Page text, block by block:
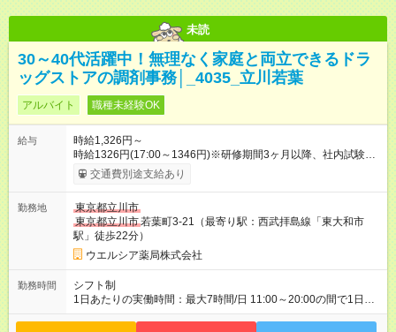
未読
30～40代活躍中！無理なく家庭と両立できるドラ
ッグストアの調剤事務│_4035_立川若葉
アルバイト 職種未経験OK
給与
時給1,326円～
時給1326円(17:00～1346円)※研修期間3ヶ月以降、社内試験に
よる更新判定あり 社内試験合格後、時給＋50～100円の昇給あ
り （大学生は＋20円） 試用期間あり：入社日から3ヶ月間／本
間の長さ：3ヶ月 雇用形態、給与は本採用時と同じです。
交通費別途支給あり
勤務地
東京都立川市
東京都立川市若葉町3-21（最寄り駅：西武拝島線「東大和市
駅」徒歩22分）
ウエルシア薬局株式会社
勤務時間
シフト制
1日あたりの実働時間：最大7時間/日 11:00～20:00の間で1日4
時間～応相談 ☆週3日～応相談 ※勤務曜日応相談 ☆未経験・無